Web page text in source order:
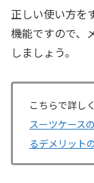
正しい使い方を
機能ですので、
しましょう。
こちらで詳し
スーツケース
るデメリット